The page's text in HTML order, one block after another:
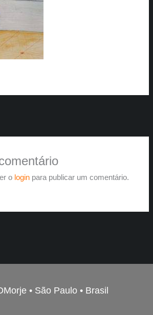
o login para publicar um comentário.
• São Paulo • Brasil